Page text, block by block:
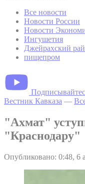
Все новости
Новости России
Новости
Ингушетия
Джейрахский
пищепром
Вестник Кавказа —
"Ахмат"
"Краснодару"
Опубликовано: 0:48, 6